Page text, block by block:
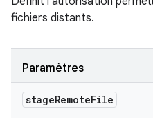
fichiers distants.
Paramètres
stageRemoteFile